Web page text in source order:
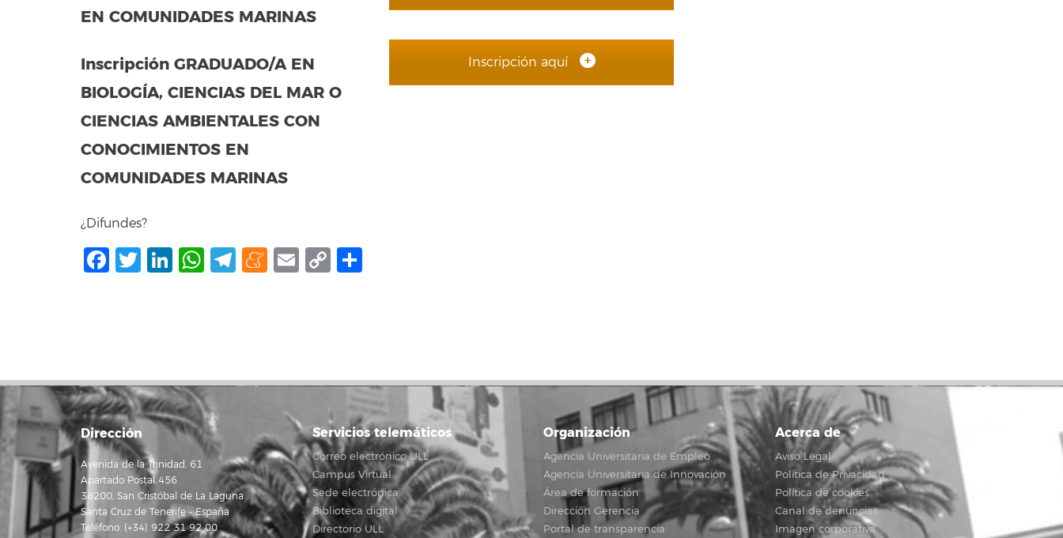
EN COMUNIDADES MARINAS
Inscripción GRADUADO/A EN
BIOLOGÍA, CIENCIAS DEL MAR O
CIENCIAS AMBIENTALES CON
CONOCIMIENTOS EN
COMUNIDADES MARINAS
Inscripción aquí
¿Difundes?
Facebook
Twitter
LinkedIn
WhatsApp
Telegram
Meneame
Email
Copy
Dirección
Avenida de la Trinidad, 61
Apartado Postal 456
38200, San Cristóbal de La Laguna
Santa Cruz de Tenerife - España
Teléfono: (+34) 922 31 92 00
Servicios telemáticos
Correo electrónico ULL
Campus Virtual
Sede electrónica
Biblioteca digital
Directorio ULL
Organización
Agencia Universitaria de Empleo
Agencia Universitaria de Innovación
Área de formación
Dirección Gerencia
Portal de transparencia
Acerca de
Aviso Legal
Política de Privacidad
Política de cookies
Canal de denuncias
Imagen corporativa